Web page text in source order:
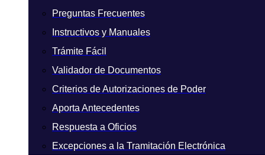
Preguntas Frecuentes
Instructivos y Manuales
Trámite Fácil
Validador de Documentos
Criterios de Autorizaciones de Poder
Aporta Antecedentes
Respuesta a Oficios
Excepciones a la Tramitación Electrónica